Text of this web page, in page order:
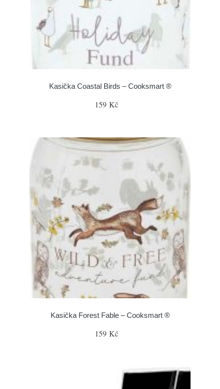
Kasička Coastal Birds – Cooksmart ®
159 Kč
Kasička Forest Fable – Cooksmart ®
159 Kč